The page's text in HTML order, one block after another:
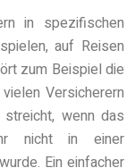
in spezifischen
auf Reisen
zum Beispiel die
Versicherern
wenn das
nicht in einer
Ein einfacher